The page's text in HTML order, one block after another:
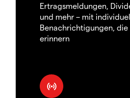
Ertragsmeldungen,
und mehr – mit
Benachrichtigungen, die
erinnern